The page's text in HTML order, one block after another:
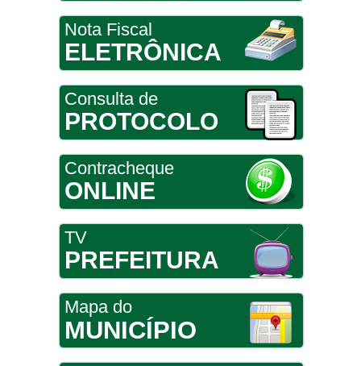
Nota Fiscal
ELETRÔNICA
Consulta de
PROTOCOLO
Contracheque
ONLINE
TV
PREFEITURA
Mapa do
MUNICÍPIO